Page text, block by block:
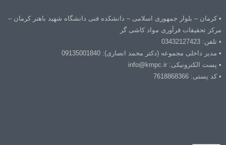
• کرمان – بلوار جمهوری اسلامی – دانشکده فنی دانشگاه شهید باهنر کرمان –
مرکز تحقیقات فرآوری مواد کاشی گر
• تلفن: 03432127423
• مدیر داخلی مجموعه (دکتر محمد انصاری): 09135001840
• پست الکترونیکی: info@kmpc.ir
• کد پستی: 7618868366